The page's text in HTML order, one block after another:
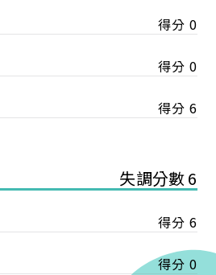
得分 0
得分 0
得分 6
失調分數 6
得分 6
得分 0
進行繳費，繳費資訊如下
，於會員入會時繳納；常年會
納。
納。
律神經健康培訓暨發展協會
2
南京東路分行